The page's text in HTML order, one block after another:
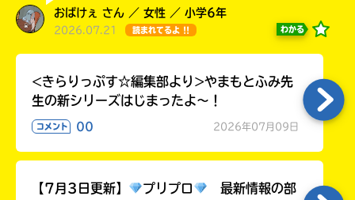
おばけぇ さん ／ 女性 ／ 小学6年
2026.07.21 読まれてるよ !! わかる
<きらりっぷす☆編集部より>やまもとふみ先
生の新シリーズはじまったよ～！
コメント 00 2026年07月09日
【7月3日更新】 プリプロ
最新情報の部
る
う
て